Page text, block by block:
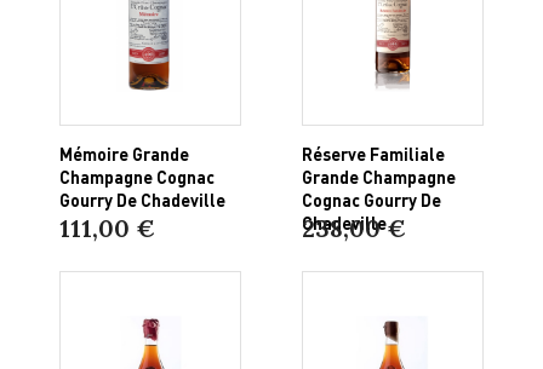
Mémoire Grande
Champagne Cognac
Gourry De Chadeville
111,00 €
Réserve Familiale
Grande Champagne
Cognac Gourry De
Chadeville
238,00 €